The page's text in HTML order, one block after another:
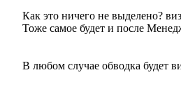
Как это ничего не выделено?
Тоже самое будет и после
В любом случае обводка будет